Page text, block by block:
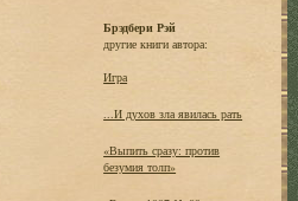
Брэдбери Рэй
другие книги автора:
Игра
...И духов зла явилась рать
«Выпить сразу: против
безумия толп»